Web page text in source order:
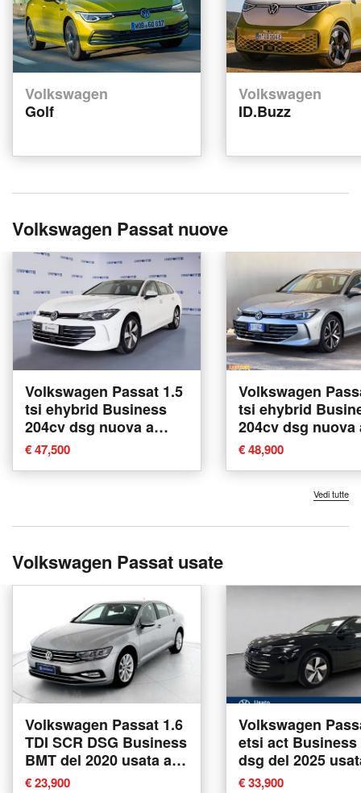
Volkswagen
Golf
Volkswagen
ID.Buzz
Volkswagen Passat nuove
Volkswagen Passat 1.5
tsi ehybrid Business
204cv dsg nuova a
Albano Laziale
€ 47,500
Volkswagen
tsi ehybrid
204cv dsg nuova
Albano Laziale
€ 48,900
Vedi tutte
Volkswagen Passat usate
Volkswagen Passat 1.6
TDI SCR DSG Business
BMT del 2020 usata a
Padova
€ 23,900
Volkswagen
etsi act Business
dsg del 2025
Arzignano
€ 33,900